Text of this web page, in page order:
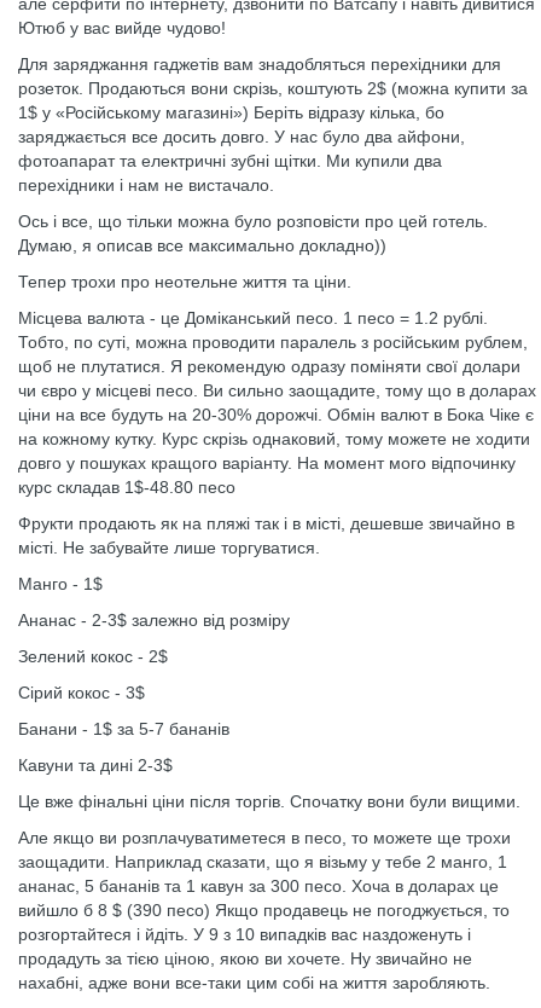
Ютюб у вас вийде чудово!
Для заряджання гаджетів вам знадобляться перехідники для
розеток. Продаються вони скрізь, коштують 2$ (можна купити за
1$ у «Російському магазині») Беріть відразу кілька, бо
заряджається все досить довго. У нас було два айфони,
фотоапарат та електричні зубні щітки. Ми купили два
перехідники і нам не вистачало.
Ось і все, що тільки можна було розповісти про цей готель.
Думаю, я описав все максимально докладно))
Тепер трохи про неотельне життя та ціни.
Місцева валюта - це Доміканський песо. 1 песо = 1.2 рублі.
Тобто, по суті, можна проводити паралель з російським рублем,
щоб не плутатися. Я рекомендую одразу поміняти свої долари
чи євро у місцеві песо. Ви сильно заощадите, тому що в доларах
ціни на все будуть на 20-30% дорожчі. Обмін валют в Бока Чіке є
на кожному кутку. Курс скрізь однаковий, тому можете не ходити
довго у пошуках кращого варіанту. На момент мого відпочинку
курс складав 1$-48.80 песо
Фрукти продають як на пляжі так і в місті, дешевше звичайно в
місті. Не забувайте лише торгуватися.
Манго - 1$
Ананас - 2-3$ залежно від розміру
Зелений кокос - 2$
Сірий кокос - 3$
Банани - 1$ за 5-7 бананів
Кавуни та дині 2-3$
Це вже фінальні ціни після торгів. Спочатку вони були вищими.
Але якщо ви розплачуватиметеся в песо, то можете ще трохи
заощадити. Наприклад сказати, що я візьму у тебе 2 манго, 1
ананас, 5 бананів та 1 кавун за 300 песо. Хоча в доларах це
вийшло б 8 $ (390 песо) Якщо продавець не погоджується, то
розгортайтеся і йдіть. У 9 з 10 випадків вас наздоженуть і
продадуть за тією ціною, якою ви хочете. Ну звичайно не
нахабні, адже вони все-таки цим собі на життя заробляють.